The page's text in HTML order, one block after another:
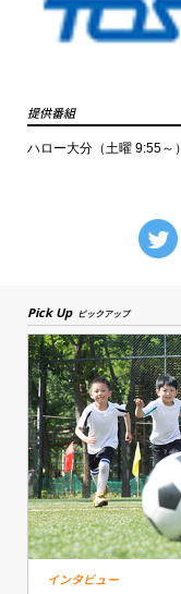
提供番組
ハロー大分（土曜 9:55～）
Pick Up ピックアップ
インタビュー